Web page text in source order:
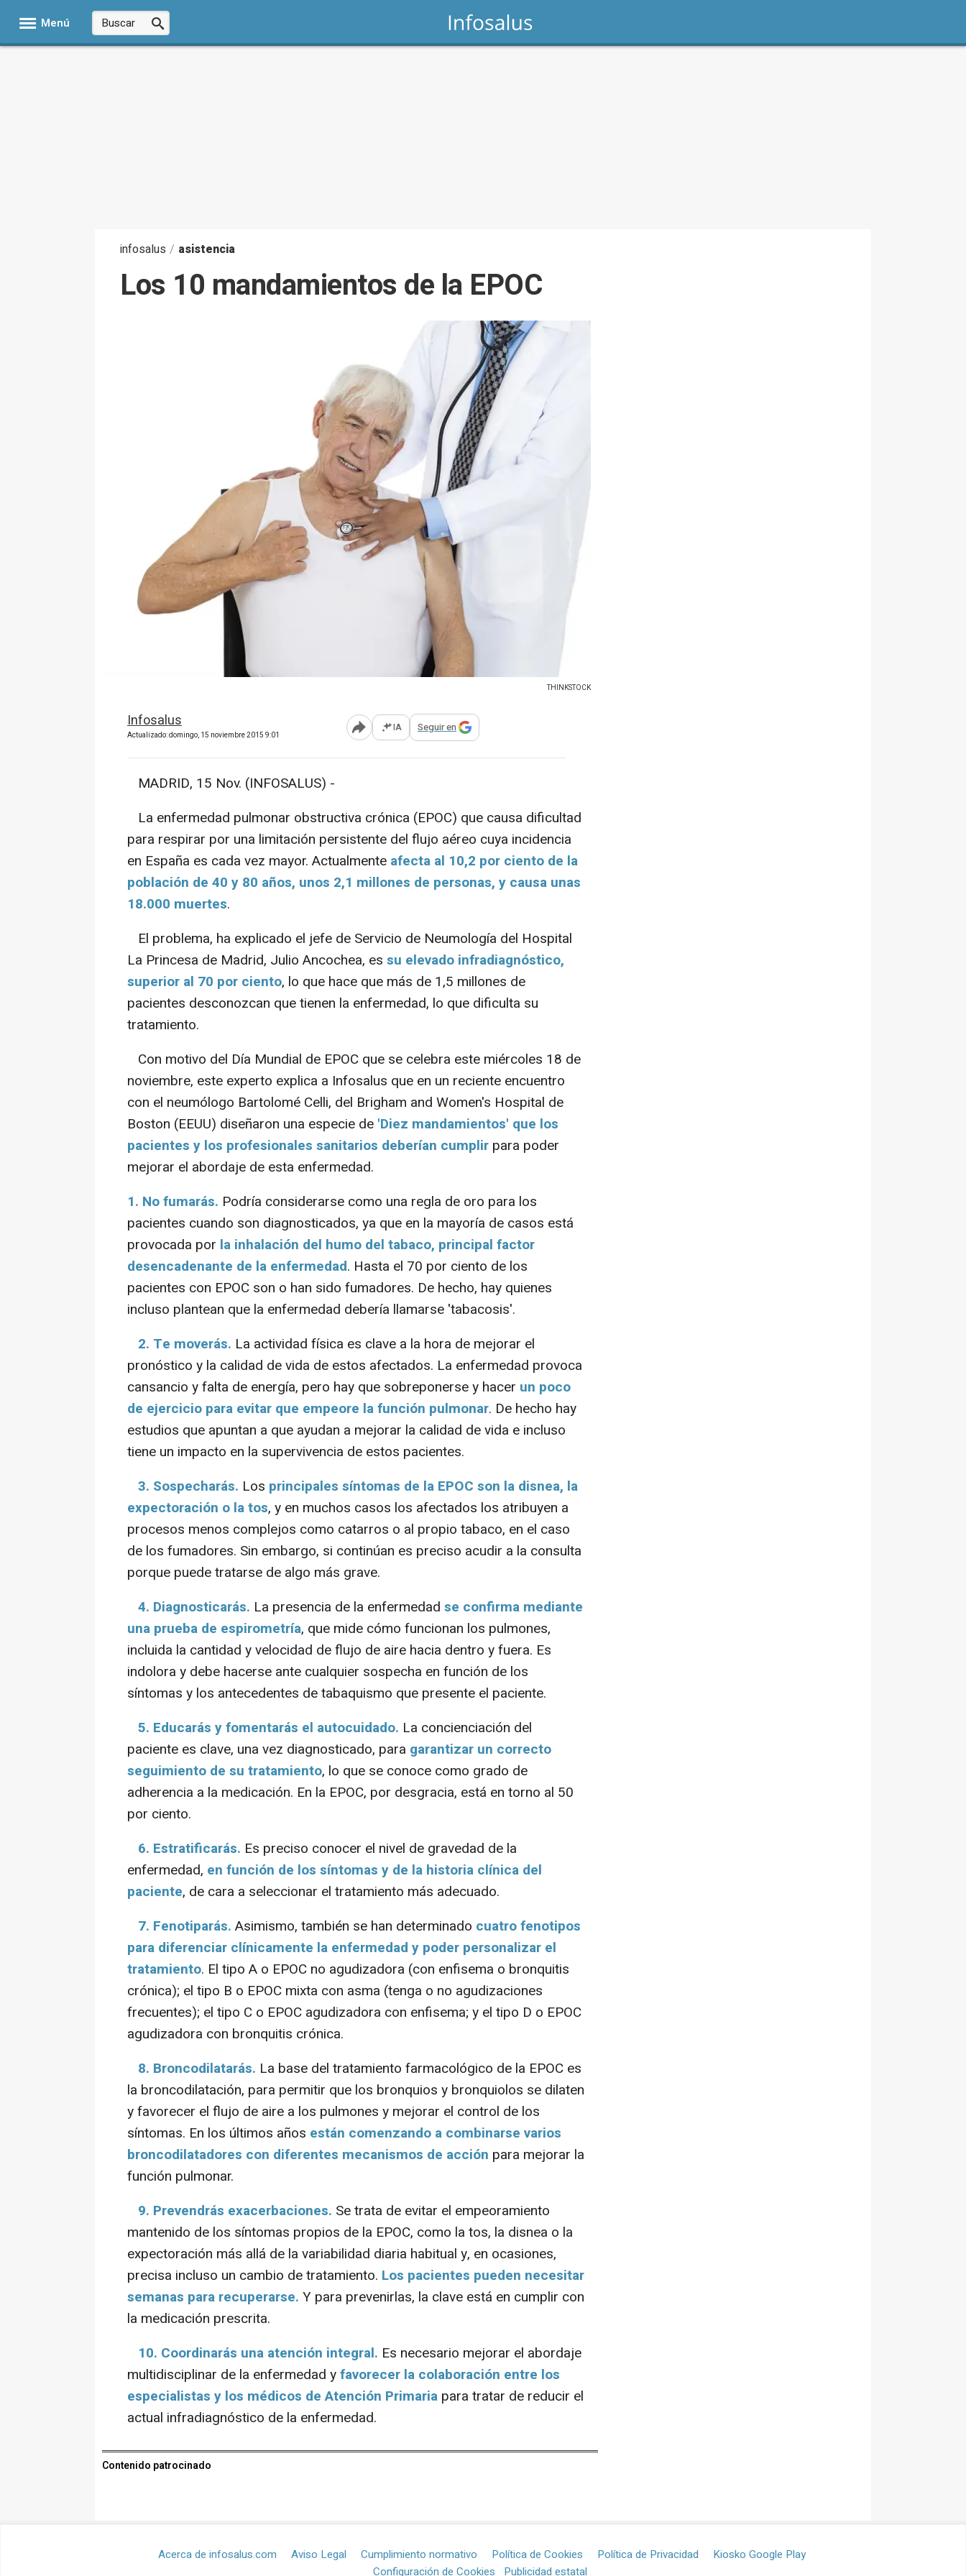
Menú
infosalus / asistencia
Los 10 mandamientos de la EPOC
THINKSTOCK
Infosalus
Actualizado: domingo, 15 noviembre 2015 9:01 Abrir opciones para compartir
IA Seguir en
MADRID, 15 Nov. (INFOSALUS) -
La enfermedad pulmonar obstructiva crónica (EPOC) que causa dificultad
para respirar por una limitación persistente del flujo aéreo cuya incidencia
en España es cada vez mayor. Actualmente afecta al 10,2 por ciento de la
población de 40 y 80 años, unos 2,1 millones de personas, y causa unas
18.000 muertes.
El problema, ha explicado el jefe de Servicio de Neumología del Hospital
La Princesa de Madrid, Julio Ancochea, es su elevado infradiagnóstico,
superior al 70 por ciento, lo que hace que más de 1,5 millones de
pacientes desconozcan que tienen la enfermedad, lo que dificulta su
tratamiento.
Con motivo del Día Mundial de EPOC que se celebra este miércoles 18 de
noviembre, este experto explica a Infosalus que en un reciente encuentro
con el neumólogo Bartolomé Celli, del Brigham and Women's Hospital de
Boston (EEUU) diseñaron una especie de 'Diez mandamientos' que los
pacientes y los profesionales sanitarios deberían cumplir para poder
mejorar el abordaje de esta enfermedad.
1. No fumarás. Podría considerarse como una regla de oro para los
pacientes cuando son diagnosticados, ya que en la mayoría de casos está
provocada por la inhalación del humo del tabaco, principal factor
desencadenante de la enfermedad. Hasta el 70 por ciento de los
pacientes con EPOC son o han sido fumadores. De hecho, hay quienes
incluso plantean que la enfermedad debería llamarse 'tabacosis'.
2. Te moverás. La actividad física es clave a la hora de mejorar el
pronóstico y la calidad de vida de estos afectados. La enfermedad provoca
cansancio y falta de energía, pero hay que sobreponerse y hacer un poco
de ejercicio para evitar que empeore la función pulmonar. De hecho hay
estudios que apuntan a que ayudan a mejorar la calidad de vida e incluso
tiene un impacto en la supervivencia de estos pacientes.
3. Sospecharás. Los principales síntomas de la EPOC son la disnea, la
expectoración o la tos, y en muchos casos los afectados los atribuyen a
procesos menos complejos como catarros o al propio tabaco, en el caso
de los fumadores. Sin embargo, si continúan es preciso acudir a la consulta
porque puede tratarse de algo más grave.
4. Diagnosticarás. La presencia de la enfermedad se confirma mediante
una prueba de espirometría, que mide cómo funcionan los pulmones,
incluida la cantidad y velocidad de flujo de aire hacia dentro y fuera. Es
indolora y debe hacerse ante cualquier sospecha en función de los
síntomas y los antecedentes de tabaquismo que presente el paciente.
5. Educarás y fomentarás el autocuidado. La concienciación del
paciente es clave, una vez diagnosticado, para garantizar un correcto
seguimiento de su tratamiento, lo que se conoce como grado de
adherencia a la medicación. En la EPOC, por desgracia, está en torno al 50
por ciento.
6. Estratificarás. Es preciso conocer el nivel de gravedad de la
enfermedad, en función de los síntomas y de la historia clínica del
paciente, de cara a seleccionar el tratamiento más adecuado.
7. Fenotiparás. Asimismo, también se han determinado cuatro fenotipos
para diferenciar clínicamente la enfermedad y poder personalizar el
tratamiento. El tipo A o EPOC no agudizadora (con enfisema o bronquitis
crónica); el tipo B o EPOC mixta con asma (tenga o no agudizaciones
frecuentes); el tipo C o EPOC agudizadora con enfisema; y el tipo D o EPOC
agudizadora con bronquitis crónica.
8. Broncodilatarás. La base del tratamiento farmacológico de la EPOC es
la broncodilatación, para permitir que los bronquios y bronquiolos se dilaten
y favorecer el flujo de aire a los pulmones y mejorar el control de los
síntomas. En los últimos años están comenzando a combinarse varios
broncodilatadores con diferentes mecanismos de acción para mejorar la
función pulmonar.
9. Prevendrás exacerbaciones. Se trata de evitar el empeoramiento
mantenido de los síntomas propios de la EPOC, como la tos, la disnea o la
expectoración más allá de la variabilidad diaria habitual y, en ocasiones,
precisa incluso un cambio de tratamiento. Los pacientes pueden necesitar
semanas para recuperarse. Y para prevenirlas, la clave está en cumplir con
la medicación prescrita.
10. Coordinarás una atención integral. Es necesario mejorar el abordaje
multidisciplinar de la enfermedad yfavorecer la colaboración entre los
especialistas y los médicos de Atención Primaria para tratar de reducir el
actual infradiagnóstico de la enfermedad.
Contenido patrocinado
Acerca de infosalus.com Aviso Legal Cumplimiento normativo Política de Cookies Política de Privacidad
Kiosko Google Play
Configuración de Cookies
Publicidad estatal